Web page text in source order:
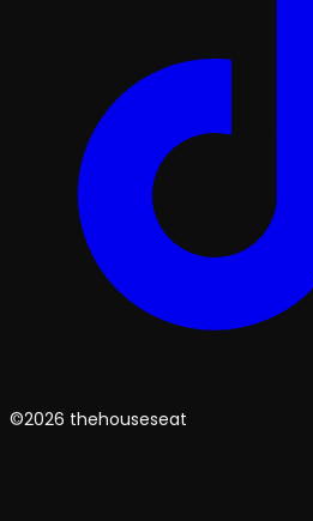
©2026 thehouseseat